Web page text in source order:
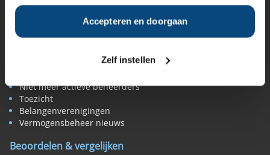
Accepteren en doorgaan
Zelf instellen
Vermogensbeheerders per regio
Online vermogensbeheerders
Niet meer actieve beheerders
Toezicht
Belangenverenigingen
Vermogensbeheer nieuws
Beoordelen & vergelijken